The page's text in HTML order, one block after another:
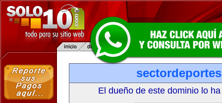
El dueño de este dominio lo